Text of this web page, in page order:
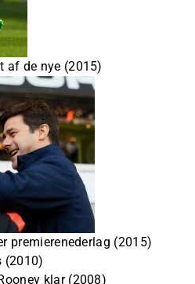
af de nye (2015)
premierenederlag (2015)
(2010)
klar (2008)